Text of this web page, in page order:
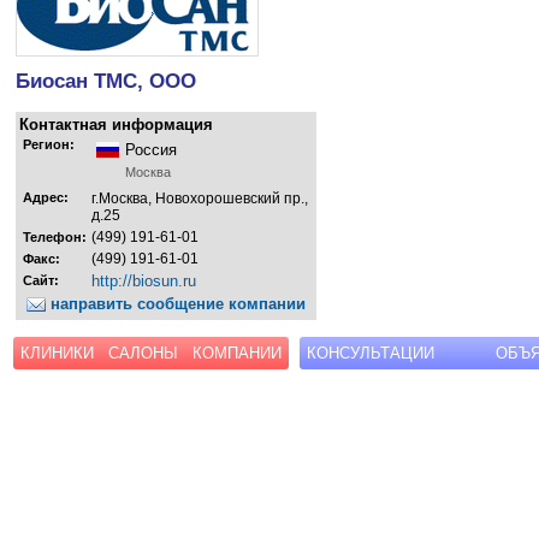
Биосан ТМС, ООО
Контактная информация
Регион: Россия
Москва
Адрес:
г.Москва, Новохорошевский пр.,
д.25
Телефон: (499) 191-61-01
Факс: (499) 191-61-01
Сайт:
http://biosun.ru
направить сообщение компании
КЛИНИКИ САЛОНЫ КОМПАНИИ КОНСУЛЬТАЦИИ